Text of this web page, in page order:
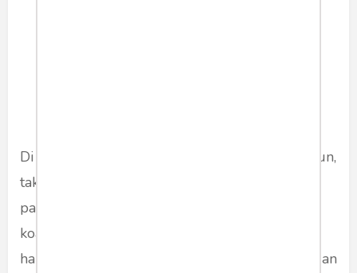
Di lain sisi, PKS yang nampaknya masih setia pun,
tak sungkan menunjukkan keberbedaan
pandangan menyoal hasil quick count. Artinya,
koalisi Prabowo sebenarnya tidak solid sebab
hal dasar yang menjadi acuan klaim kemenangan